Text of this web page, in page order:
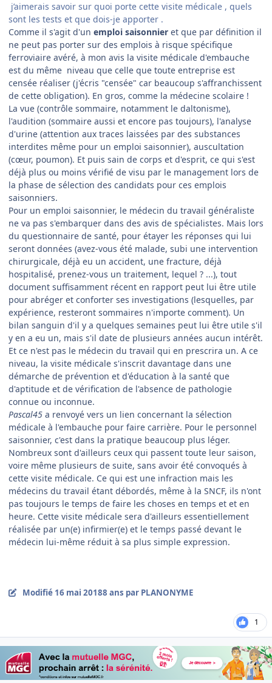
j’aimerais savoir sur quoi porte cette visite médicale , quels
sont les tests et que dois-je apporter .
Comme il s'agit d'un emploi saisonnier et que par définition il
ne peut pas porter sur des emplois à risque spécifique
ferroviaire avéré, à mon avis la visite médicale d'embauche
est du même niveau que celle que toute entreprise est
censée réaliser (j'écris "censée" car beaucoup s'affranchissent
de cette obligation). En gros, comme la médecine scolaire !
La vue (contrôle sommaire, notamment le daltonisme),
l'audition (sommaire aussi et encore pas toujours), l'analyse
d'urine (attention aux traces laissées par des substances
interdites même pour un emploi saisonnier), auscultation
(cœur, poumon). Et puis sain de corps et d'esprit, ce qui s'est
déjà plus ou moins vérifié de visu par le management lors de
la phase de sélection des candidats pour ces emplois
saisonniers.
Pour un emploi saisonnier, le médecin du travail généraliste
ne va pas s'embarquer dans des avis de spécialistes. Mais lors
du questionnaire de santé, pour étayer les réponses qui lui
seront données (avez-vous été malade, subi une intervention
chirurgicale, déjà eu un accident, une fracture, déjà
hospitalisé, prenez-vous un traitement, lequel ? ...), tout
document suffisamment récent en rapport peut lui être utile
pour abréger et conforter ses investigations (lesquelles, par
expérience, resteront sommaires n'importe comment). Un
bilan sanguin d'il y a quelques semaines peut lui être utile s'il
y en a eu un, mais s'il date de plusieurs années aucun intérêt.
Et ce n'est pas le médecin du travail qui en prescrira un. A ce
niveau, la visite médicale s'inscrit davantage dans une
démarche de prévention et d'éducation à la santé que
d'aptitude et de vérification de l'absence de pathologie
connue ou inconnue.
Pascal45 a renvoyé vers un lien concernant la sélection
médicale à l'embauche pour faire carrière. Pour le personnel
saisonnier, c'est dans la pratique beaucoup plus léger.
Nombreux sont d'ailleurs ceux qui passent toute leur saison,
voire même plusieurs de suite, sans avoir été convoqués à
cette visite médicale. Ce qui est une infraction mais les
médecins du travail étant débordés, même à la SNCF, ils n'ont
pas toujours le temps de faire les choses en temps et et en
heure. Cette visite médicale sera d'ailleurs essentiellement
réalisée par un(e) infirmier(e) et le temps passé devant le
médecin lui-même réduit à sa plus simple expression.
Modifié 16 mai 20188 ans par PLANONYME
1